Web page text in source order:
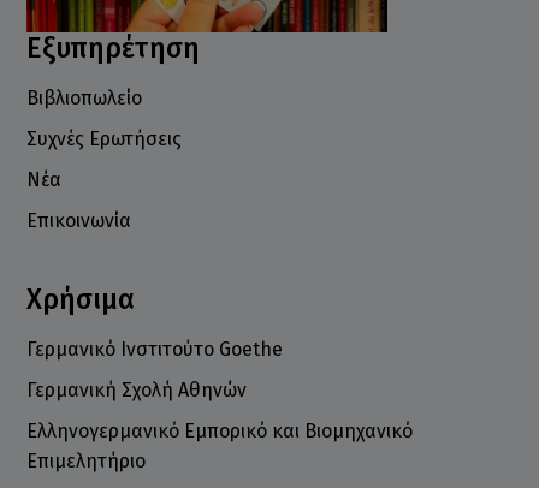
Εξυπηρέτηση
Βιβλιοπωλείο
Συχνές Ερωτήσεις
Νέα
Επικοινωνία
Χρήσιμα
Γερμανικό Ινστιτούτο Goethe
Γερμανική Σχολή Αθηνών
Ελληνογερμανικό Εμπορικό και Βιομηχανικό
Επιμελητήριο